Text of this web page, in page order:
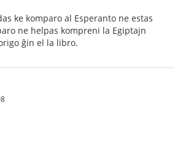
ke komparo al Esperanto ne estas
ne helpas kompreni la Egiptajn
ĝin el la libro.